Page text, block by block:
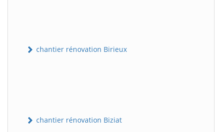
chantier rénovation Birieux
chantier rénovation Biziat